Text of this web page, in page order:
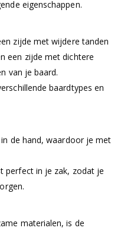
bristle, wat bekend
eigenschappen.
zijde met wijdere tanden
een zijde met dichtere
van je baard.
baardtypes en
de hand, waardoor je met
in je zak, zodat je